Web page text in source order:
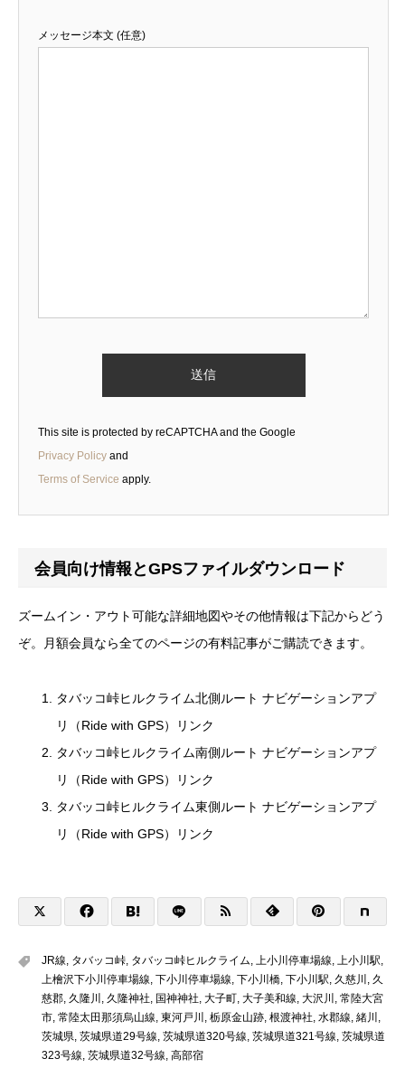
メッセージ本文 (任意)
This site is protected by reCAPTCHA and the Google
Privacy Policy and
Terms of Service apply.
会員向け情報とGPSファイルダウンロード
ズームイン・アウト可能な詳細地図やその他情報は下記からどう
ぞ。月額会員なら全てのページの有料記事がご購読できます。
タバッコ峠ヒルクライム北側ルート ナビゲーションアプ
リ（Ride with GPS）リンク
タバッコ峠ヒルクライム南側ルート ナビゲーションアプ
リ（Ride with GPS）リンク
タバッコ峠ヒルクライム東側ルート ナビゲーションアプ
リ（Ride with GPS）リンク
JR線, タバッコ峠, タバッコ峠ヒルクライム, 上小川停車場線, 上小川駅,
上檜沢下小川停車場線, 下小川停車場線, 下小川橋, 下小川駅, 久慈川 , 久
慈郡, 久隆川 , 久隆神社, 国神神社, 大子町, 大子美和線, 大沢川 , 常陸大宮
市, 常陸太田那須烏山線, 東河戸川 , 栃原金山跡, 根渡神社, 水郡線, 緒川 ,
茨城県, 茨城県道29号線, 茨城県道320号線, 茨城県道321号線, 茨城県道
323号線, 茨城県道32号線, 高部宿